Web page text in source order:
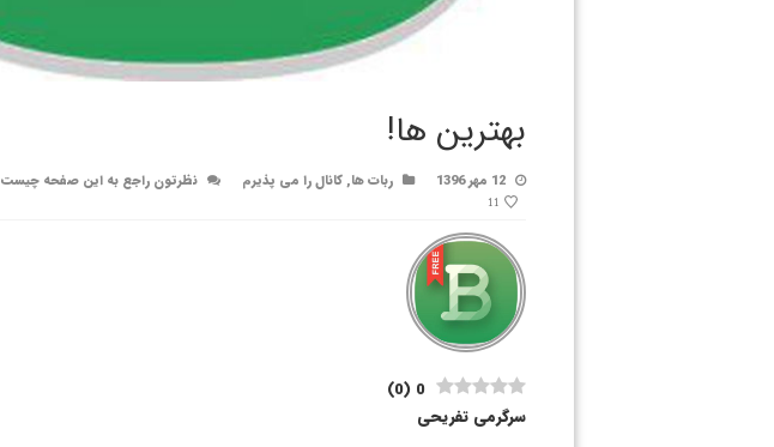
بهترین ها!
12 مهر 1396 ربات ها,کانال را می پذیرم نظرتون راجع به این صفحه چیست
11
0
(
0
)
سرگرمی تفریحی